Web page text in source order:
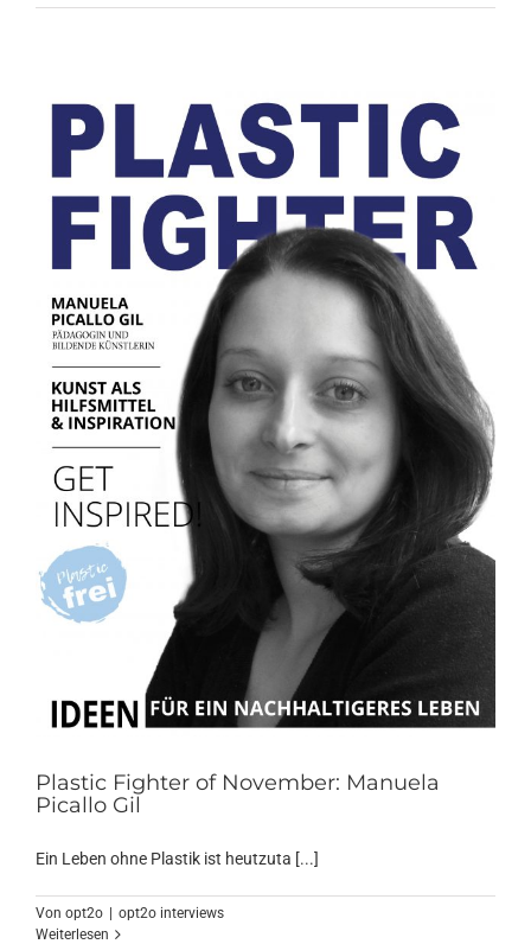
Plastic Fighter of November: Manuela
Picallo Gil
Ein Leben ohne Plastik ist heutzuta [...]
Von opt2o | opt2o interviews
Weiterlesen